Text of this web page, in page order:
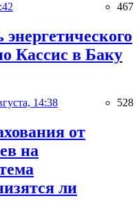
467
Кассис в Баку
14:38 528
от
на
ли